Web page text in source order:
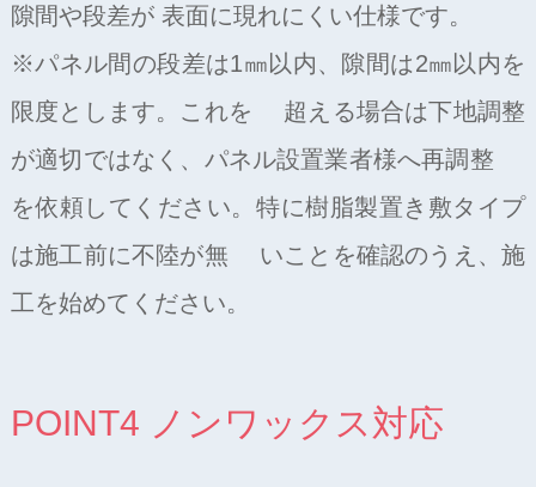
隙間や段差が 表面に現れにくい仕様です。
※パネル間の段差は1㎜以内、隙間は2㎜以内を
限度とします。これを 超える場合は下地調整
が適切ではなく、パネル設置業者様へ再調整
を依頼してください。特に樹脂製置き敷タイプ
は施工前に不陸が無 いことを確認のうえ、施
工を始めてください。
POINT4 ノンワックス対応